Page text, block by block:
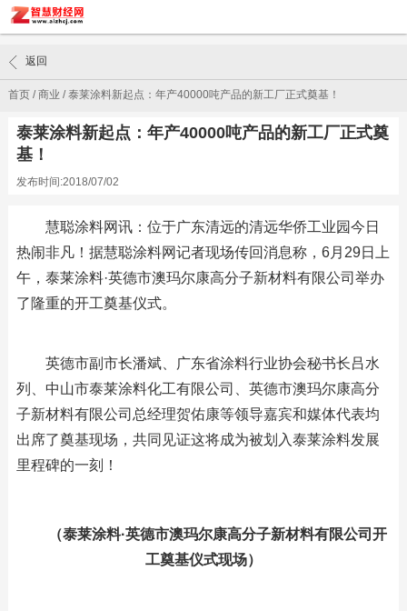
首页/商业 /泰莱涂料新起点：年产40000吨产品的新工厂正式奠基！
返回
泰莱涂料新起点：年产40000吨产品的新工厂正式奠
基！
发布时间:2018/07/02
慧聪涂料网讯：位于广东清远的清远华侨工业园今日
热闹非凡！据慧聪涂料网记者现场传回消息称，6月29日上
午，泰莱涂料·英德市澳玛尔康高分子新材料有限公司举办
了隆重的开工奠基仪式。
英德市副市长潘斌、广东省涂料行业协会秘书长吕水
列、中山市泰莱涂料化工有限公司、英德市澳玛尔康高分
子新材料有限公司总经理贺佑康等领导嘉宾和媒体代表均
出席了奠基现场，共同见证这将成为被划入泰莱涂料发展
里程碑的一刻！
（泰莱涂料·英德市澳玛尔康高分子新材料有限公司开
工奠基仪式现场）